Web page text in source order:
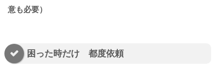
意も必要）
困った時だけ 都度依頼